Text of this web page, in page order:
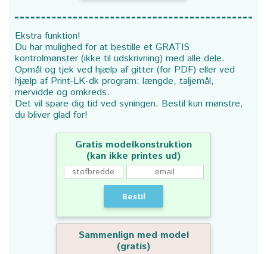
Ekstra funktion!
Du har mulighed for at bestille et GRATIS
kontrolmønster (ikke til udskrivning) med alle dele.
Opmål og tjek ved hjælp af gitter (for PDF) eller ved
hjælp af Print-LK-dk program: længde, taljemål,
mervidde og omkreds.
Det vil spare dig tid ved syningen. Bestil kun mønstre,
du bliver glad for!
Gratis modelkonstruktion
(kan ikke printes ud)
Bestil
Sammenlign med model
(gratis)